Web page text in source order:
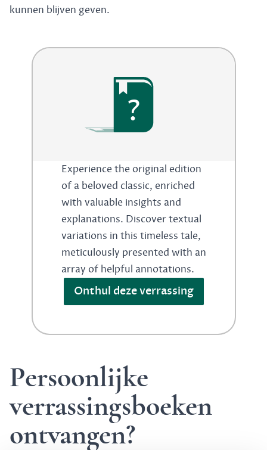
kunnen blijven geven.
?
Experience the original edition
of a beloved classic, enriched
with valuable insights and
explanations. Discover textual
variations in this timeless tale,
meticulously presented with an
array of helpful annotations.
Onthul deze verrassing
Persoonlijke
verrassingsboeken
ontvangen?